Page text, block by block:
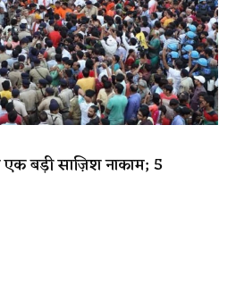
एक बड़ी साज़िश नाकाम; 5